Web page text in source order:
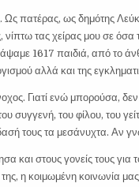
Ως πατέρας, ως δημότης
νίπτω τας χείρας μου σε όσα
1617 παιδιά, από το
αλλά και της
Γιατί ενώ μπορούσα,
συγγενή, του φίλου, του
τους τα μεσάνυχτα. Αν
και στους γονείς τους για
η κοιμωμένη κοινωνία